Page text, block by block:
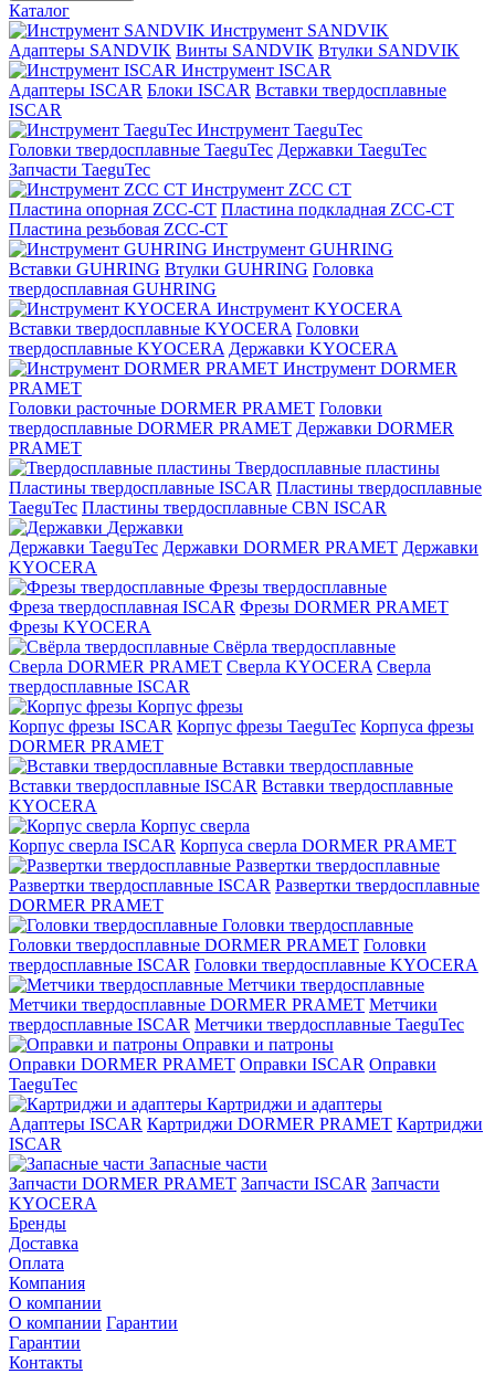
Каталог
Инструмент SANDVIK
Адаптеры SANDVIK Винты SANDVIK Втулки SANDVIK
Инструмент ISCAR
Адаптеры ISCAR Блоки ISCAR Вставки твердосплавные
ISCAR
Инструмент TaeguTec
Головки твердосплавные TaeguTec Державки TaeguTec
Запчасти TaeguTec
Инструмент ZCС CT
Пластина опорная ZCC-CT Пластина подкладная ZCC-CT
Пластина резьбовая ZCC-CT
Инструмент GUHRING
Вставки GUHRING Втулки GUHRING Головка
твердосплавная GUHRING
Инструмент KYOCERA
Вставки твердосплавные KYOCERA Головки
твердосплавные KYOCERA Державки KYOCERA
Инструмент DORMER
PRAMET
Головки расточные DORMER PRAMET Головки
твердосплавные DORMER PRAMET Державки DORMER
PRAMET
Твердосплавные пластины
Пластины твердосплавные ISCAR Пластины твердосплавные
TaeguTec Пластины твердосплавные CBN ISCAR
Державки
Державки TaeguTec Державки DORMER PRAMET Державки
KYOCERA
Фрезы твердосплавные
Фреза твердосплавная ISCAR Фрезы DORMER PRAMET
Фрезы KYOCERA
Свёрла твердосплавные
Сверла DORMER PRAMET Сверла KYOCERA Сверла
твердосплавные ISCAR
Корпус фрезы
Корпус фрезы ISCAR Корпус фрезы TaeguTec Корпуса фрезы
DORMER PRAMET
Вставки твердосплавные
Вставки твердосплавные ISCAR Вставки твердосплавные
KYOCERA
Корпус сверла
Корпус сверла ISCAR Корпуса сверла DORMER PRAMET
Развертки твердосплавные
Развертки твердосплавные ISCAR Развертки твердосплавные
DORMER PRAMET
Головки твердосплавные
Головки твердосплавные DORMER PRAMET Головки
твердосплавные ISCAR Головки твердосплавные KYOCERA
Метчики твердосплавные
Метчики твердосплавные DORMER PRAMET Метчики
твердосплавные ISCAR Метчики твердосплавные TaeguTec
Оправки и патроны
Оправки DORMER PRAMET Оправки ISCAR Оправки
TaeguTec
Картриджи и адаптеры
Адаптеры ISCAR Картриджи DORMER PRAMET Картриджи
ISCAR
Запасные части
Запчасти DORMER PRAMET Запчасти ISCAR Запчасти
KYOCERA
Бренды
Доставка
Оплата
Компания
О компании
О компании Гарантии
Гарантии
Контакты